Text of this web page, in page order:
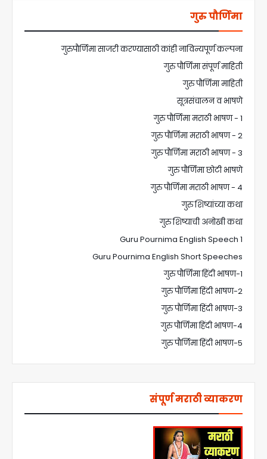
गुरु पौर्णिमा
गुरुपौर्णिमा साजरी करण्यासाठी कांही नाविन्यपूर्ण कल्पना
गुरु पौर्णिमा संपूर्ण माहिती
गुरु पौर्णिमा माहिती
सूत्रसंचालन व भाषणे
गुरु पौर्णिमा मराठी भाषण - 1
गुरु पौर्णिमा मराठी भाषण - 2
गुरु पौर्णिमा मराठी भाषण - 3
गुरु पौर्णिमा छोटी भाषणे
गुरु पौर्णिमा मराठी भाषण - 4
गुरु शिष्यांच्या कथा
गुरु शिष्याची अनोखी कथा
Guru Pournima English Speech 1
Guru Pournima English Short Speeches
गुरु पौर्णिमा हिंदी भाषण-1
गुरु पौर्णिमा हिंदी भाषण-2
गुरु पौर्णिमा हिंदी भाषण-3
गुरु पौर्णिमा हिंदी भाषण-4
गुरु पौर्णिमा हिंदी भाषण-5
संपूर्ण मराठी व्याकरण